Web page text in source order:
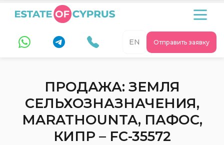
Отправить заявку
EN
ПРОДАЖА: ЗЕМЛЯ
СЕЛЬХОЗНАЗНАЧЕНИЯ,
MARATHOUNTA, ПАФОС,
КИПР – FC-35572